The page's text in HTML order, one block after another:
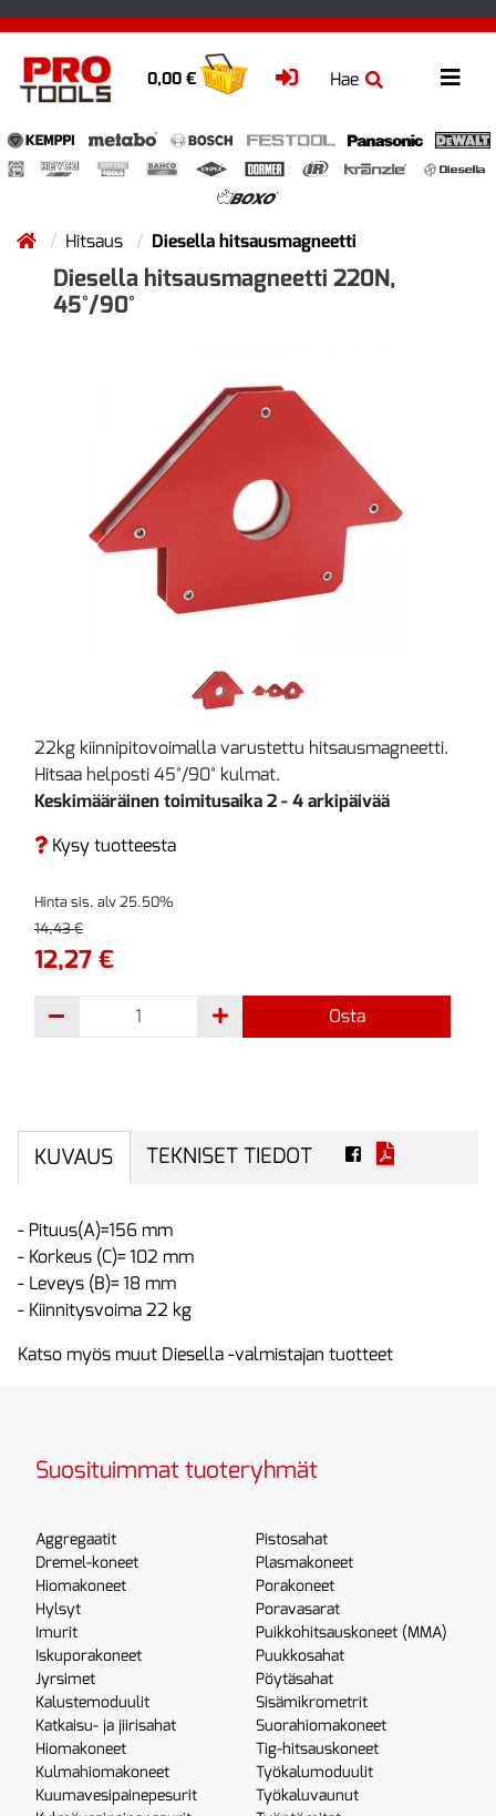
Hae
0,00 €
Hitsaus Diesella hitsausmagneetti
Diesella hitsausmagneetti 220N,
45°/90°
22kg kiinnipitovoimalla varustettu hitsausmagneetti.
Hitsaa helposti 45°/90° kulmat.
Keskimääräinen toimitusaika 2 - 4 arkipäivää
Kysy tuotteesta
Hinta sis. alv 25.50%
14,43 €
12,27 €
Osta
KUVAUS TEKNISET TIEDOT
- Pituus(A)=156 mm
- Korkeus (C)= 102 mm
- Leveys (B)= 18 mm
- Kiinnitysvoima 22 kg
Katso myös muut Diesella -valmistajan tuotteet
Suosituimmat tuoteryhmät
Aggregaatit
Dremel-koneet
Hiomakoneet
Hylsyt
Imurit
Iskuporakoneet
Jyrsimet
Kalustemoduulit
Katkaisu- ja jiirisahat
Hiomakoneet
Kulmahiomakoneet
Kuumavesipainepesurit
Pistosahat
Plasmakoneet
Porakoneet
Poravasarat
Puikkohitsauskoneet (MMA)
Puukkosahat
Pöytäsahat
Sisämikrometrit
Suorahiomakoneet
Tig-hitsauskoneet
Työkalumoduulit
Työkaluvaunut